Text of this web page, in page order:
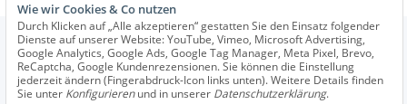
Wie wir Cookies & Co nutzen
Durch Klicken auf „Alle akzeptieren“ gestatten Sie den Einsatz folgender
Dienste auf unserer Website: YouTube, Vimeo, Microsoft Advertising,
Google Analytics, Google Ads, Google Tag Manager, Meta Pixel, Brevo,
ReCaptcha, Google Kundenrezensionen. Sie können die Einstellung
jederzeit ändern (Fingerabdruck-Icon links unten). Weitere Details finden
Sie unter Konfigurierenund in unserer Datenschutzerklärung.
Informationen